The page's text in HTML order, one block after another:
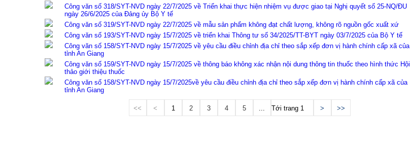
Công văn số 318/SYT-NVD ngày 22/7/2025 về Triển khai thực hiện nhiệm vụ được giao tại Nghị quyết số 25-NQ/ĐU
ngày 26/6/2025 của Đảng ủy Bộ Y tế
Công văn số 319/SYT-NVD ngày 22/7/2025 về mẫu sản phẩm không đạt chất lượng, không rõ nguồn gốc xuất xứ
Công văn số 193/SYT-NVD ngày 15/7/2025 về triển khai Thông tư số 34/2025/TT-BYT ngày 03/7/2025 của Bộ Y tế
Công văn số 158/SYT-NVD ngày 15/7/2025 về yêu cầu điều chỉnh địa chỉ theo sắp xếp đơn vị hành chính cấp xã của
tỉnh An Giang
Công văn số 159/SYT-NVD ngày 15/7/2025 về thông báo không xác nhận nội dung thông tin thuốc theo hình thức Hội
thảo giới thiệu thuốc
Công văn số 158/SYT-NVD ngày 15/7/2025về yêu cầu điều chỉnh địa chỉ theo sắp xếp đơn vị hành chính cấp xã của
tỉnh An Giang
<< < 1 2 3 4 5 ... Tới trang > >>